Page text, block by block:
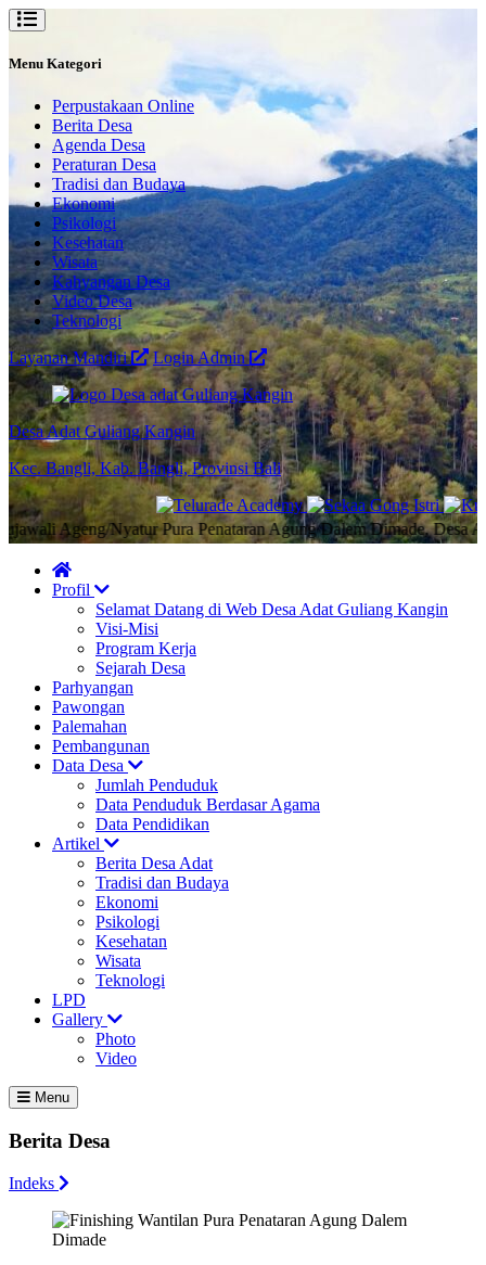
Menu Kategori
Perpustakaan Online
Berita Desa
Agenda Desa
Peraturan Desa
Tradisi dan Budaya
Ekonomi
Psikologi
Kesehatan
Wisata
Kahyangan Desa
Video Desa
Teknologi
Layanan Mandiri
Login Admin
Desa Adat Guliang Kangin
Kec. Bangli, Kab. Bangli, Provinsi Bali
Ageng/Nyatur Pura Penataran Agung Dalem Dimade, Desa Adat
Profil
Selamat Datang di Web Desa Adat Guliang Kangin
Visi-Misi
Program Kerja
Sejarah Desa
Parhyangan
Pawongan
Palemahan
Pembangunan
Data Desa
Jumlah Penduduk
Data Penduduk Berdasar Agama
Data Pendidikan
Artikel
Berita Desa Adat
Tradisi dan Budaya
Ekonomi
Psikologi
Kesehatan
Wisata
Teknologi
LPD
Gallery
Photo
Video
Menu
Berita Desa
Indeks